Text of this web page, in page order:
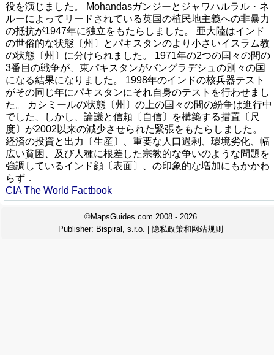
役を演じました。 Mohandasガンジーとジャワハルラル・ネ
ルーによってリードされている英国の植民地主義への非暴力
の抵抗が1947年に独立をもたらしました。 亜大陸はインド
の世俗的な状態〔州〕とパキスタンのより小さいイスラム教
の状態〔州〕に分けられました。 1971年の2つの国々の間の
3番目の戦争が、東パキスタンがバングラデシュの別々の国
になる結果になりました。 1998年のインドの核兵器テスト
がその同じ年にパキスタンにそれ自身のテストを行わせまし
た。 カシミールの状態〔州〕の上の国々の間の紛争は進行中
でした、しかし、論議と信頼〔自信〕を構築する措置〔尺
度〕が2002以来の減少させられた緊張をもたらしました。
経済の投資と出力〔生産〕、重要な人口過剰、環境劣化、幅
広い貧困、及び人種に根差した宗教的な争いのような問題を
強調しているインド顔〔表面〕、の印象的な増加にもかかわ
らず．
CIA The World Factbook
©MapsGuides.com 2008 - 2026
Publisher: Bispiral, s.r.o. 隐私政策和网站规则